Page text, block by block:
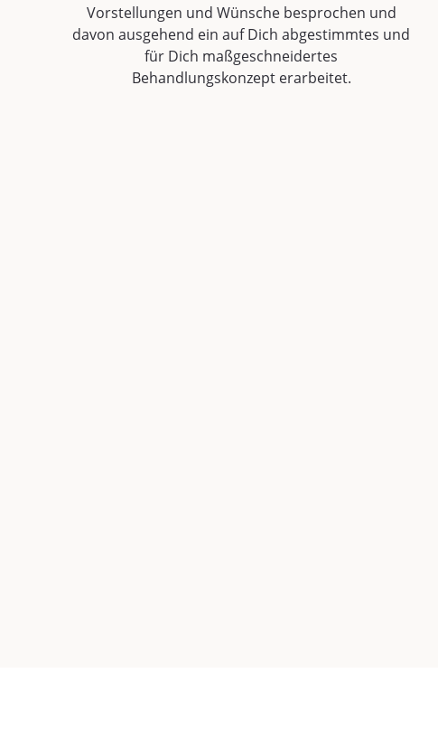
Vorstellungen und Wünsche besprochen und
davon ausgehend ein auf Dich abgestimmtes und
für Dich maßgeschneidertes
Behandlungskonzept erarbeitet.